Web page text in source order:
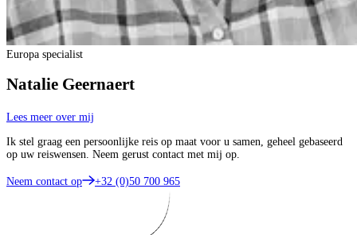
Europa specialist
Natalie Geernaert
Lees meer over mij
Ik stel graag een persoonlijke reis op maat voor u samen, geheel gebaseerd
op uw reiswensen. Neem gerust contact met mij op.
Neem contact op +32 (0)50 700 965